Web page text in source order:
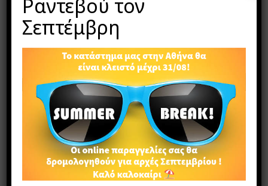
ΠΕΡΙΓΡΑΦΉ ΕΠΙΠΛΈΟΝ ΠΛΗΡΟΦΟΡΊΕΣ
Χειροποίητα σκουλαρίκια με κουμπιά από
κοκοφοίνικα, ζωγραφισμένα στο χέρι με πινέλο και
αδιάβροχα χρώματα.
Tα άγκιστρα στα συγκεκριμένα σκουλαρίκια είναι
ασημένια.
Όλα τα σκουλαρίκια δίνονται με κλιπ ασφαλείας
σιλικόνης και τα μεταλλικά στοιχεία είναι nickel-free,
Ραντεβού τον
Σεπτέμβρη